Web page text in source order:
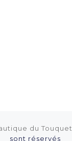
du Touquet
sont réservés